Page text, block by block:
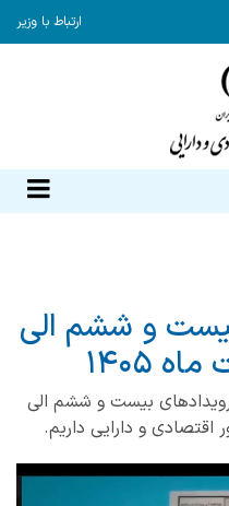
ارتباط با وزیر
و ششم الی
۱۴۰۵
رویدادهای بیست و ششم الی
و دارایی داریم.